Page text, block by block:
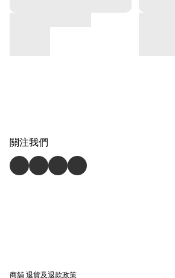
關注我們
商舖退貨及退款政策